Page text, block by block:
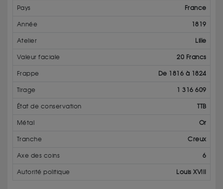
Pays France
Année 1819
Atelier Lille
Valeur faciale 20 Francs
Frappe De 1816 à 1824
Tirage 1 316 609
État de conservation TTB
Métal Or
Tranche Creux
Axe des coins 6
Autorité politique Louis XVIII